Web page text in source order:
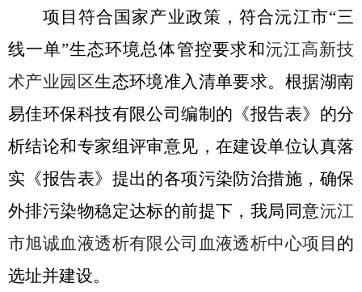
项目符合国家产业政策，符合沅江市“三
线一单”生态环境总体管控要求和沅江高新技
术产业园区生态环境准入清单要求。根据湖南
易佳环保科技有限公司编制的《报告表》的分
析结论和专家组评审意见，在建设单位认真落
实《报告表》提出的各项污染防治措施，确保
外排污染物稳定达标的前提下，我局同意沅江
市旭诚血液透析有限公司血液透析中心项目 的
选址并建设。